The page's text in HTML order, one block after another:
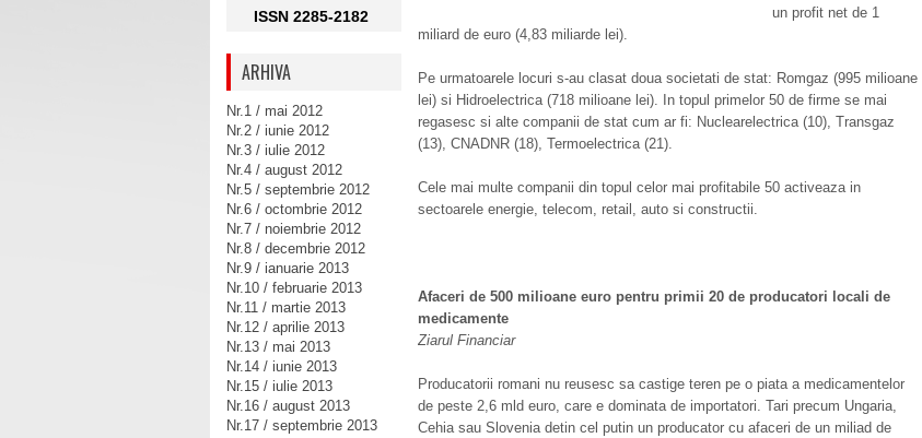
un profit net de 1
miliard de euro (4,83 miliarde lei).
Pe urmatoarele locuri s-au clasat doua societati de stat: Romgaz (995 milioane
lei) si Hidroelectrica (718 milioane lei). In topul primelor 50 de firme se mai
regasesc si alte companii de stat cum ar fi: Nuclearelectrica (10), Transgaz
(13), CNADNR (18), Termoelectrica (21).
Cele mai multe companii din topul celor mai profitabile 50 activeaza in
sectoarele energie, telecom, retail, auto si constructii.
Afaceri de 500 milioane euro pentru primii 20 de producatori locali de
medicamente
Ziarul Financiar
Producatorii romani nu reusesc sa castige teren pe o piata a medicamentelor
de peste 2,6 mld euro, care e dominata de importatori. Tari precum Ungaria,
Cehia sau Slovenia detin cel putin un producator cu afaceri de un miliad de
ISSN 2285-2182
ARHIVA
Nr.1 / mai 2012
Nr.2 / iunie 2012
Nr.3 / iulie 2012
Nr.4 / august 2012
Nr.5 / septembrie 2012
Nr.6 / octombrie 2012
Nr.7 / noiembrie 2012
Nr.8 / decembrie 2012
Nr.9 / ianuarie 2013
Nr.10 / februarie 2013
Nr.11 / martie 2013
Nr.12 / aprilie 2013
Nr.13 / mai 2013
Nr.14 / iunie 2013
Nr.15 / iulie 2013
Nr.16 / august 2013
Nr.17 / septembrie 2013